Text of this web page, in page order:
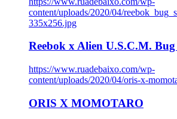
content/uploads/2020/04/
335x256.jpg
Reebok x Alien U.S.C.M.
https://www.ruadebaixo.com/wp-
content/uploads/2020/04/oris-x-
ORIS X MOMOTARO